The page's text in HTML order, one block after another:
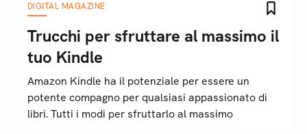
DIGITAL MAGAZINE
Trucchi per sfruttare al massimo il
tuo Kindle
Amazon Kindle ha il potenziale per essere un
potente compagno per qualsiasi appassionato di
libri. Tutti i modi per sfruttarlo al massimo